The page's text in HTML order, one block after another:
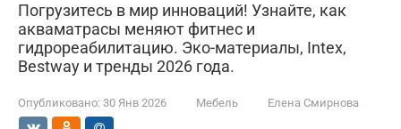
Погрузитесь в мир инноваций! Узнайте, как
акваматрасы меняют фитнес и
гидрореабилитацию. Эко-материалы, Intex,
Bestway и тренды 2026 года.
Опубликовано: 30 Янв 2026 Мебель Елена Смирнова